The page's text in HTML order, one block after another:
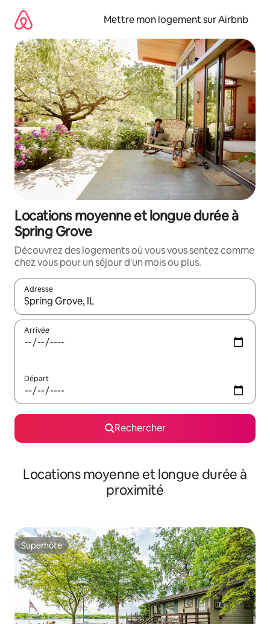
directement
contenu
Mettre mon logement sur Airbnb
Locations moyenne et longue durée à
Spring Grove
Découvrez des logements où vous vous sentez comme
chez vous pour un séjour d'un mois ou plus.
Adresse
Lorsque les résultats s'affichent, utilisez les flèches vers le
Arrivée
Départ
Rechercher
Locations moyenne et longue durée à
proximité
Superhôte
Superhôte